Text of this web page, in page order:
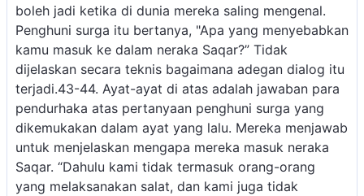
boleh jadi ketika di dunia mereka saling mengenal.
Penghuni surga itu bertanya, "Apa yang menyebabkan
kamu masuk ke dalam neraka Saqar?” Tidak
dijelaskan secara teknis bagaimana adegan dialog itu
terjadi.43-44. Ayat-ayat di atas adalah jawaban para
pendurhaka atas pertanyaan penghuni surga yang
dikemukakan dalam ayat yang lalu. Mereka menjawab
untuk menjelaskan mengapa mereka masuk neraka
Saqar. “Dahulu kami tidak termasuk orang-orang
yang melaksanakan salat, dan kami juga tidak